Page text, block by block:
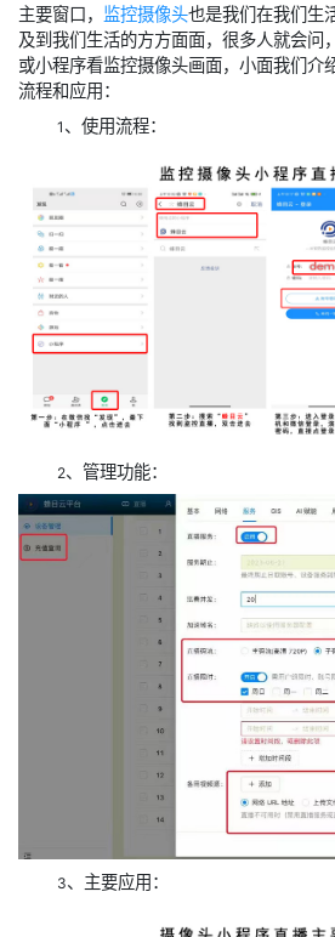
主要窗口， 监控摄像头也是我们在我们生
及到我们生活的方方面面，很多人就会问
或小程序看监控摄像头画面，小面我们介
流程和应用：
1 、使用流程：
2、管理功能：
3、主要应用：